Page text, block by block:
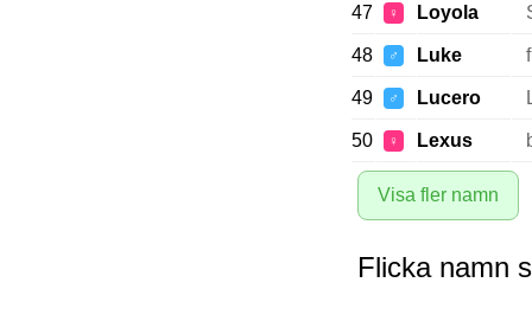
47 ♀ Loyola
48 ♂ Luke
49 ♂ Lucero
50 ♀ Lexus
Visa fler namn
Flicka namn